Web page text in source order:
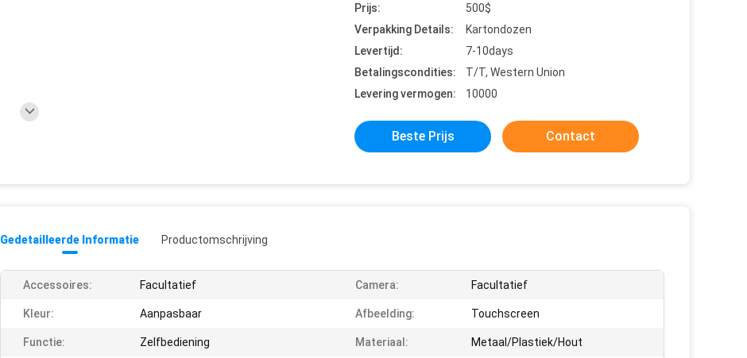
Prijs:
500$
Verpakking Details:
Kartondozen
Levertijd:
7-10days
Betalingscondities:
T/T, Western Union
Levering vermogen:
10000
Beste Prijs Contact
Gedetailleerde Informatie Productomschrijving
Accessoires: Facultatief Camera: Facultatief
Kleur: Aanpasbaar Afbeelding: Touchscreen
Functie: Zelfbediening Materiaal: Metaal/Plastiek/Hout